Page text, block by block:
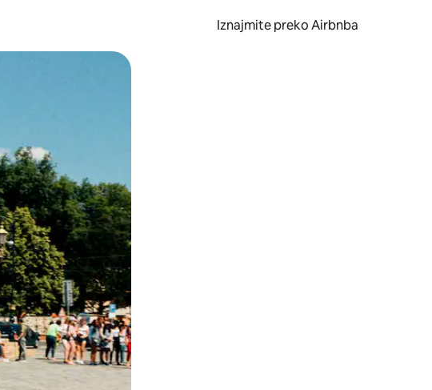
Iznajmite preko Airbnba
dodirom ili prelaskom prstom po zaslonu.